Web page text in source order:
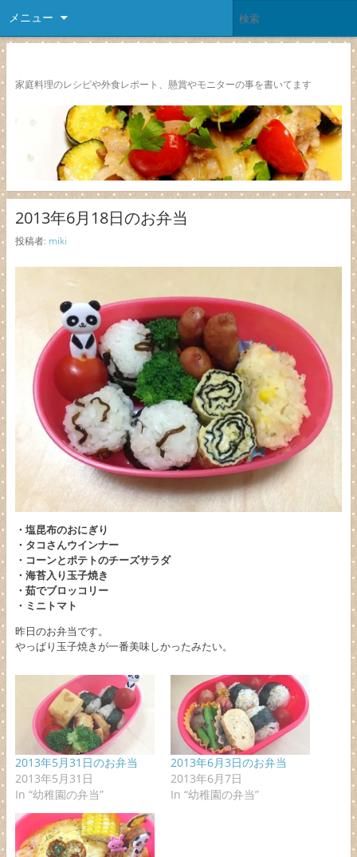
メニュー
家庭料理のレシピや外食レポート、懸賞やモニターの事を書いてます
2013年6月18日のお弁当
投稿者: miki
・塩昆布のおにぎり
・タコさんウインナー
・コーンとポテトのチーズサラダ
・海苔入り玉子焼き
・茹でブロッコリー
・ミニトマト
昨日のお弁当です。
やっぱり玉子焼きが一番美味しかったみたい。
2013年5月31日のお弁当
2013年5月31日
In “幼稚園の弁当”
2013年6月3日のお弁当
2013年6月7日
In “幼稚園の弁当”